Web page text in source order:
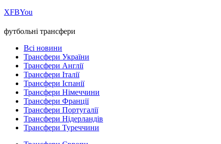
ХFBYou
футбольні трансфери
Всі новини
Трансфери України
Трансфери Англії
Трансфери Італії
Трансфери Іспанії
Трансфери Німеччини
Трансфери Франції
Трансфери Португалії
Трансфери Нідерландів
Трансфери Туреччини